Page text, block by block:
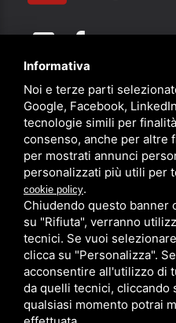
PRIVACY SITEMAP/
RECAPTCHA V3,PRIVACY POLICY
Informativa
Noi e terze parti
Google, Facebook,
tecnologie simili per
consenso, anche per altre
per mostrati annunci
personalizzati più utili per
cookie policy.
Chiudendo questo banner
su "Rifiuta", verranno
tecnici. Se vuoi
clicca su "Personalizza".
acconsentire all'utilizzo di
da quelli tecnici, cliccando
qualsiasi momento potrai